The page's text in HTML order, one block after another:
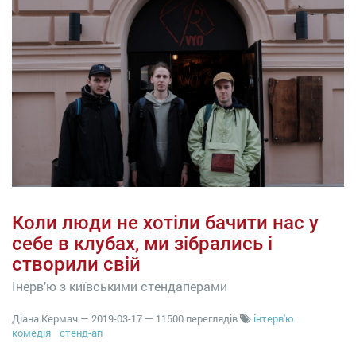
Коли люди не хотіли бачити нас у
себе в клубах, ми зібрались і
створили свій
Інерв’ю з київськими стендаперами
Діана Кермач — 2019-03-17 — 11500 переглядів
інтерв'ю
комедія
стенд-ап